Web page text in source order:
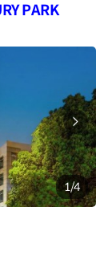
PARK
1/4